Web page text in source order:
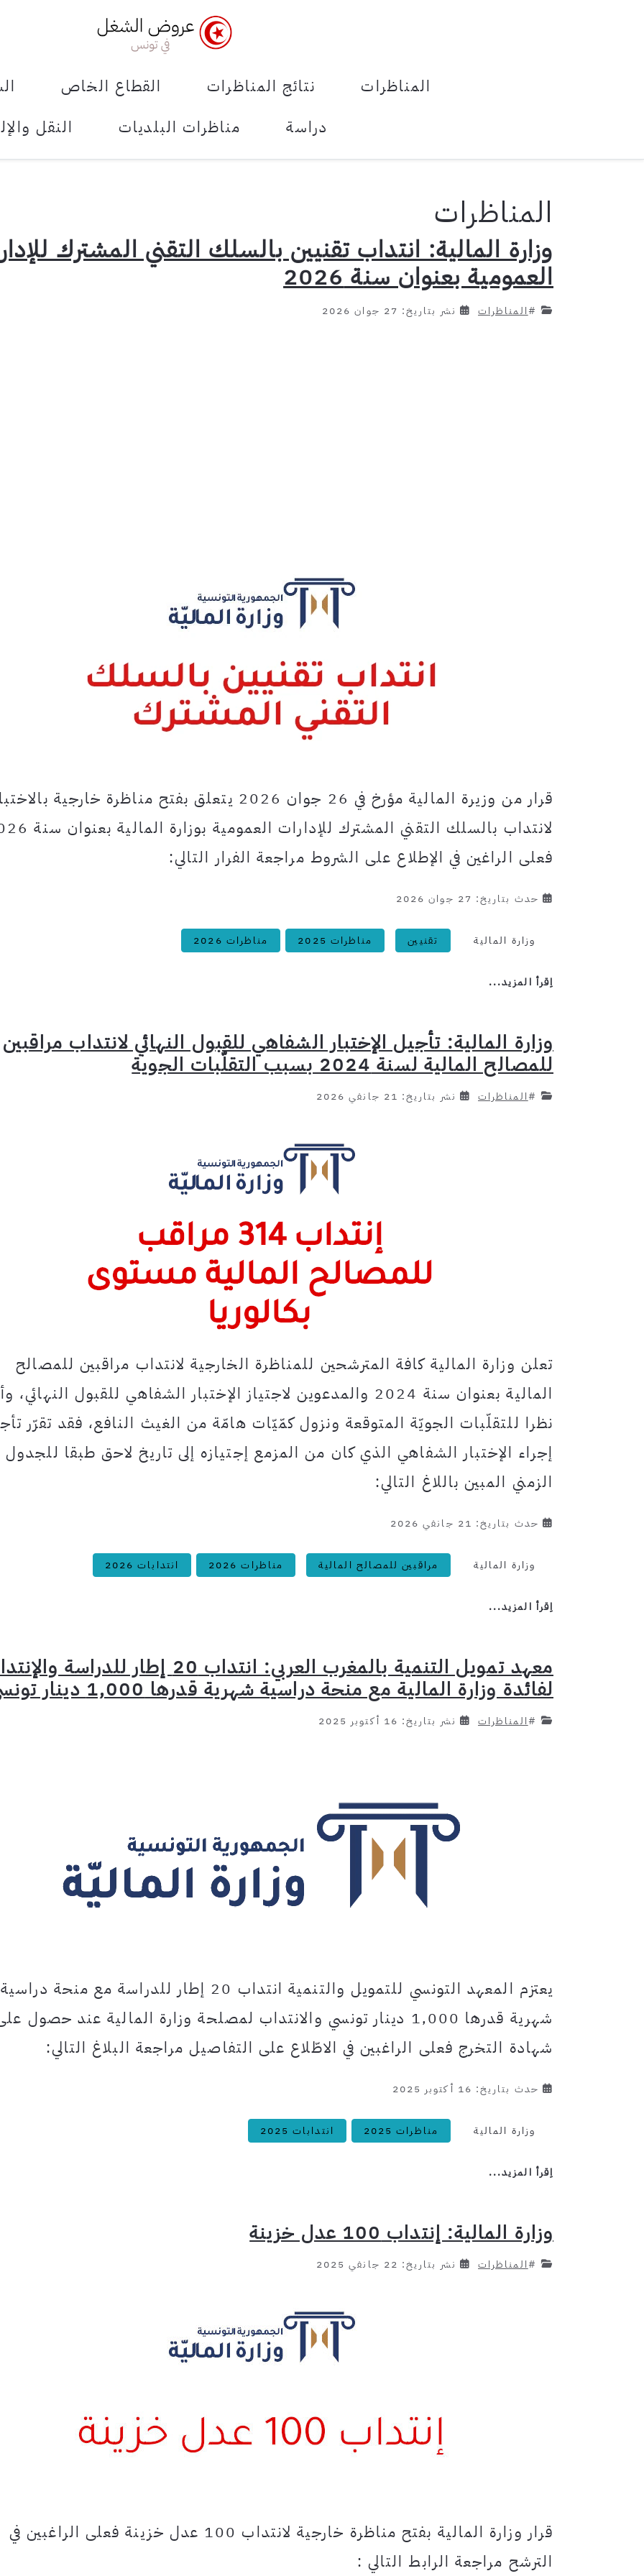
المناظرات نتائج المناظرات القطاع الخاص
دراسة
مناظرات البلديات النقل
المناظرات
وزارة المالية: انتداب تقنيين بالسلك التقني المشترك
العمومية بعنوان سنة 2026
#المناظرات نشر بتاريخ: 27 جوان 2026
قرار من وزيرة المالية مؤرخ في 26 جوان 2026 يتعلق بفتح مناظرة خارجية
لانتداب بالسلك التقني المشترك للإدارات
فعلى الراغين في الإطلاع على الشروط مراجعة الفرار التالي:
حدث بتاريخ: 27 جوان 2026
وزارة المالية تقنيين مناظرات 2025 مناظرات 2026
اِقرأ المزيد...
وزارة المالية: تأجيل الإختبار الشفاهي للقبول النهائي لانتداب مراقبين
للمصالح المالية لسنة 2024 بسبب التقلّبات الجوية
#المناظرات نشر بتاريخ: 21 جانفي 2026
تعلن وزارة المالية كافة المترشحين للمناظرة الخارجية لانتداب مراقبين للمصالح
المالية بعنوان سنة 2024 والمدعوين لاجتياز الإختبار الشفاهي للقبول النهائي،
نظرا للتقلّبات الجويّة المتوقعة ونزول كمّيّات هامّة من الغيث النافع، فقد تقرّر
إجراء الإختبار الشفاهي الذي كان من المزمع إجتيازه إلى تاريخ لاحق طبقا للجدول
الزمني المبين باللاغ التالي:
حدث بتاريخ: 21 جانفي 2026
وزارة المالية مراقبين للمصالح المالية مناظرات 2026 انتدابات 2026
اِقرأ المزيد...
معهد تمويل التنمية بالمغرب العربي: انتداب 20 إطار للدراسة
لفائدة وزارة المالية مع منحة دراسية شهرية قدرها 1,000 دينار تونسي
#المناظرات نشر بتاريخ: 16 أكتوبر 2025
يعتزم المعهد التونسي للتمويل والتنمية انتداب 20 إطار للدراسة مع منحة دراسية
شهرية قدرها 1,000 دينار تونسي والانتداب لمصلحة وزارة المالية عند حصول
شهادة التخرج فعلى الراغبين في الاطّلاع على التفاصيل مراجعة البلاغ التالي:
حدث بتاريخ: 16 أكتوبر 2025
وزارة المالية مناظرات 2025 انتدابات 2025
اِقرأ المزيد...
وزارة المالية: إنتداب 100 عدل خزينة
#المناظرات نشر بتاريخ: 22 جانفي 2025
قرار وزارة المالية بفتح مناظرة خارجية لانتداب 100 عدل خزينة فعلى الراغبين في
الترشح مراجعة الرابط التالي :